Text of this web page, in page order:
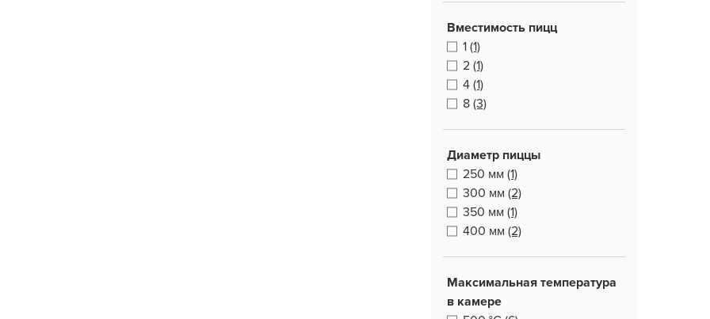
Вместимость пицц
1 (1)
2 (1)
4 (1)
8 (3)
Диаметр пиццы
250 мм (1)
300 мм (2)
350 мм (1)
400 мм (2)
Максимальная температура
в камере